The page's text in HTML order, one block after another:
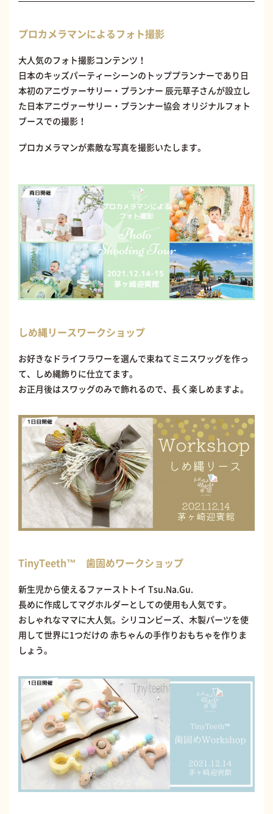
プロカメラマンによるフォト撮影
大人気のフォト撮影コンテンツ！
日本のキッズパーティーシーンのトッププランナーであり日
本初のアニヴァーサリー・プランナー 辰元草子さんが設立し
た日本アニヴァーサリー・プランナー協会 オリジナルフォト
ブースでの撮影！
プロカメラマンが素敵な写真を撮影いたします。
しめ縄リースワークショップ
お好きなドライフラワーを選んで束ねてミニスワッグを作っ
て、しめ縄飾りに仕立てます。
お正月後はスワッグのみで飾れるので、長く楽しめますよ。
TinyTeeth™ 歯固めワークショップ
新生児から使えるファーストトイ Tsu.Na.Gu.
長めに作成してマグホルダーとしての使用も人気です。
おしゃれなママに大人気。シリコンビーズ、木製パーツを使
用して世界に1つだけの 赤ちゃんの手作りおもちゃを作りま
しょう。